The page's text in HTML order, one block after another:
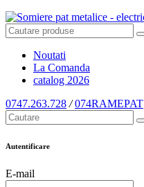
Noutati
La Comanda
catalog 2026
0747.263.728 / 074RAMEPAT
Autentificare
E-mail